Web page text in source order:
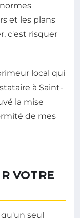
et les plans
c'est risquer
local qui
à Saint-
la mise
de mes
VOTRE
seul